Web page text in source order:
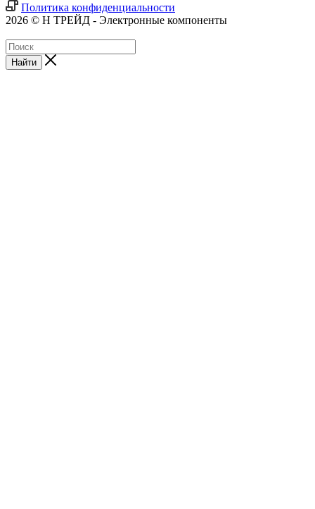
Политика конфиденциальности
2026 © Н ТРЕЙД - Электронные компоненты
Найти